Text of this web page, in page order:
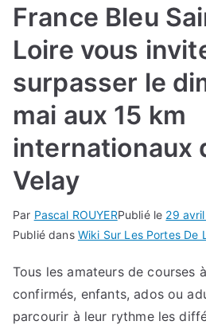
France Bleu
Loire vous
surpasser le
mai aux 15 km
internationaux
Velay
Par Pascal ROUYERPublié le 29
Publié dans Wiki Sur Les Portes De
Tous les amateurs de courses
confirmés, enfants, ados ou
parcourir à leur rythme les